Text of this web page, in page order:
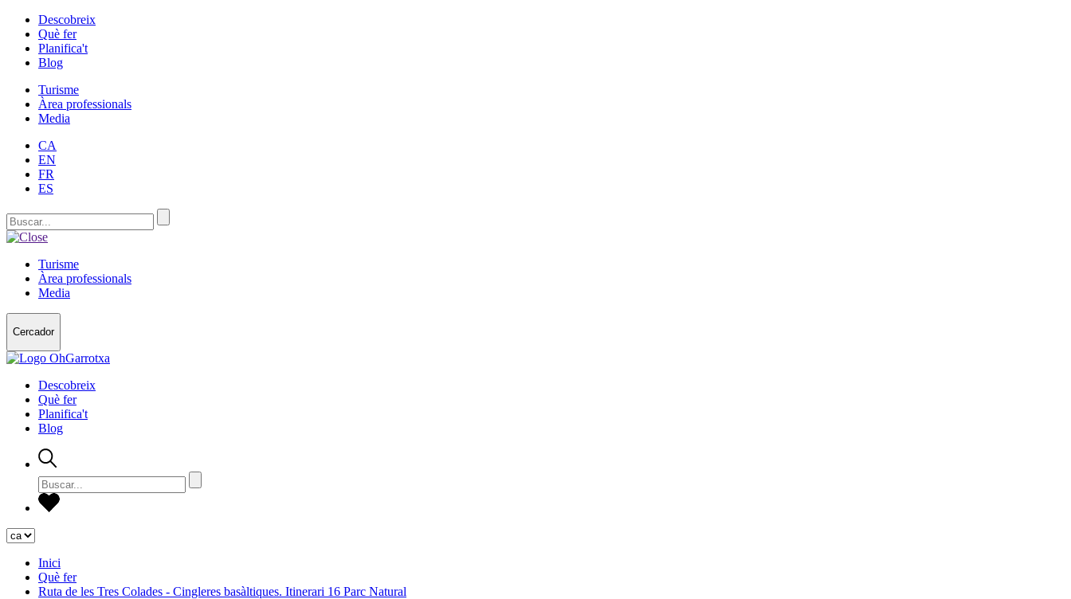
Descobreix
Què fer
Planifica't
Blog
Turisme
Àrea professionals
Media
CA
EN
FR
ES
Turisme
Àrea professionals
Media
Cercador
Descobreix
Què fer
Planifica't
Blog
Inici
Què fer
Ruta de les Tres Colades - Cingleres basàltiques. Itinerari 16 Parc Natural